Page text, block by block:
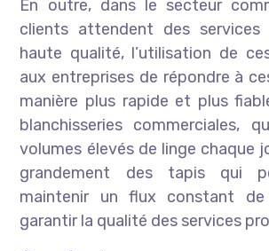
En outre, dans le secteur
clients attendent des
haute qualité, l’utilisation de
aux entreprises de répondre à
manière plus rapide et plus
blanchisseries commerciales,
volumes élevés de linge chaque
grandement des tapis qui
maintenir un flux constant
garantir la qualité des services